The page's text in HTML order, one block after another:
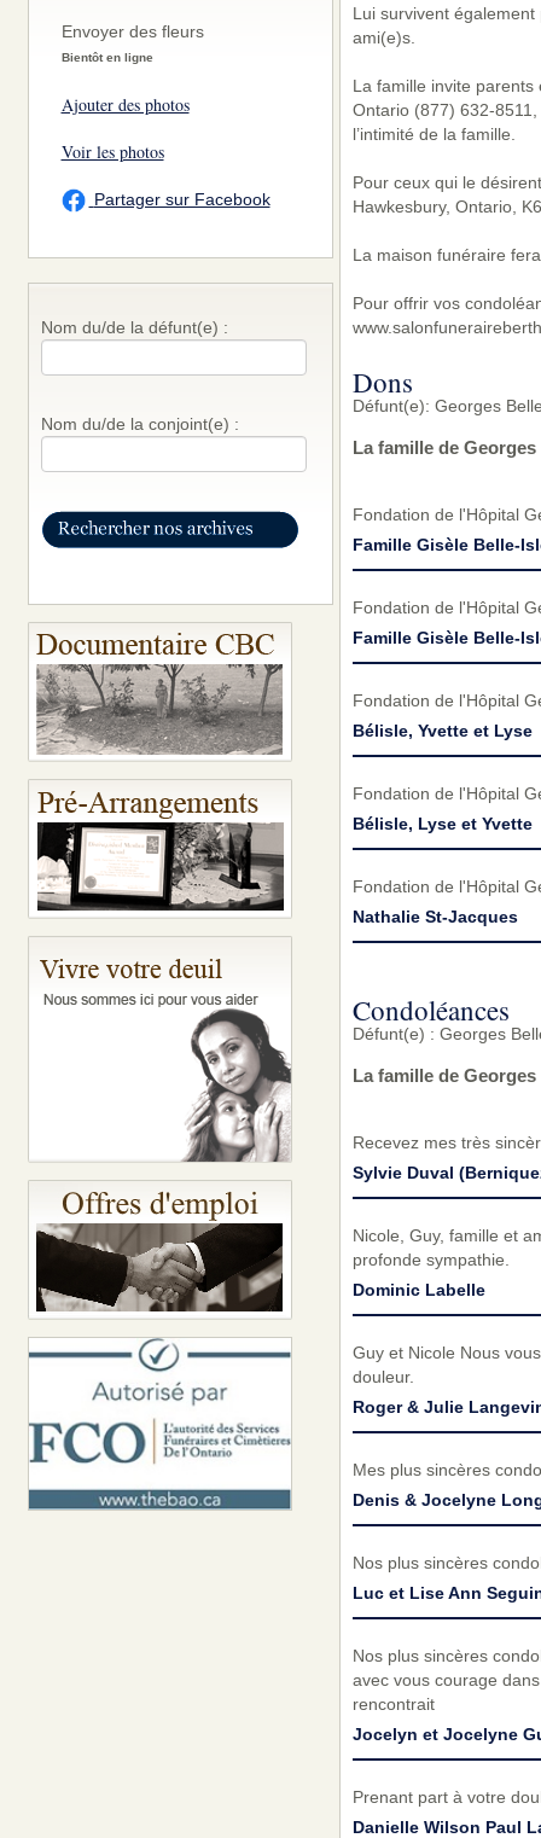
Envoyer des fleurs
Bientôt en ligne
Ajouter des photos
Voir les photos
Partager sur Facebook
Nom du/de la défunt(e) :
Nom du/de la conjoint(e) :
Lui survivent
ami(e)s.
La famille invite
Ontario (877) 632-
l’intimité de la famille.
Pour ceux qui le
Hawkesbury, Ontario,
La maison funéraire
Pour offrir vos
Dons
Défunt(e): Georges
La famille de
Fondation de l'Hôpital
Famille Gisèle Belle-
Fondation de l'Hôpital
Famille Gisèle Belle-
Fondation de l'Hôpital
Bélisle, Yvette et Lyse
Fondation de l'Hôpital
Bélisle, Lyse et Yvette
Fondation de l'Hôpital
Nathalie St-Jacques
Condoléances
Défunt(e) : Georges
La famille de
Recevez mes très
Sylvie Duval
Nicole, Guy, famille et
profonde sympathie.
Dominic Labelle
Guy et Nicole Nous
douleur.
Roger & Julie
Mes plus sincères
Denis & Jocelyne
Nos plus sincères
Luc et Lise Ann
Nos plus sincères
avec vous courage
rencontrait
Jocelyn et Jocelyne
Prenant part à votre
Danielle Wilson Paul